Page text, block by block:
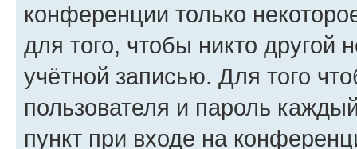
конференции только
для того, чтобы никто другой
учётной записью. Для того
пользователя и пароль
пункт при входе на